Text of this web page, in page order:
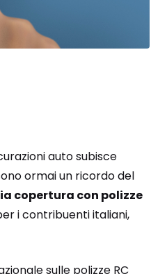
auto subisce
ormai un ricordo del
copertura con polizze
i contribuenti italiani,
sulle polizze RC